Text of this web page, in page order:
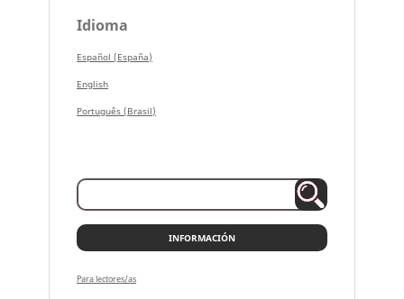
Idioma
Español (España)
English
Português (Brasil)
INFORMACIÓN
Para lectores/as